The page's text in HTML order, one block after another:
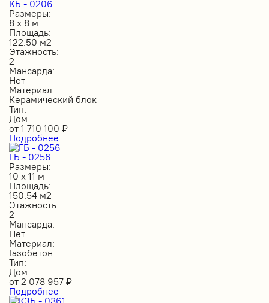
КБ - 0206
Размеры:
8 х 8 м
Площадь:
122.50 м2
Этажность:
2
Мансарда:
Нет
Материал:
Керамический блок
Тип:
Дом
от 1 710 100 ₽
Подробнее
ГБ - 0256
Размеры:
10 х 11 м
Площадь:
150.54 м2
Этажность:
2
Мансарда:
Нет
Материал:
Газобетон
Тип:
Дом
от 2 078 957 ₽
Подробнее